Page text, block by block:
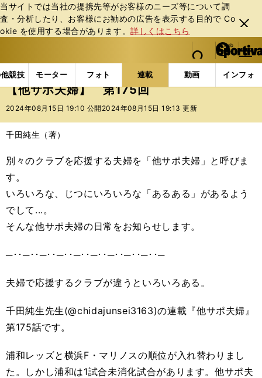
当サイトでは当社の提携先等がお客様のニーズ等について調
査・分析したり、お客様にお勧めの広告を表⽰する⽬的で Co
okie を使⽤する場合があります。詳しくはこちら
閉じ
る
web Sportiva (webスポルティーバ)
検索
マイペ
ー
ジ
メニュ
競技 モーター フォト 連載 動画 インフォ
b
ス
ポ
ル
ィ
バ
連載コラム スポマン！ 他サポ夫婦 【他サポ夫
【他サポ夫婦】 第175回
2024年08月15日 19:10 公開 2024年08月15日 19:13 更新
千田純生（著）
別々のクラブを応援する夫婦を「他サポ夫婦」と呼びま
す。
いろいろな、じつにいろいろな「あるある」があるよう
でして...。
そんな他サポ夫婦の日常をお知らせします。
─･･─･･─･･─･･─･･─･･─･･─･･─･･─
夫婦で応援するクラブが違うといろいろある。
千田純生先生(@chidajunsei3163)の連載『他サポ夫婦』
第175話です。
浦和レッズと横浜F・マリノスの順位が入れ替わりまし
た。しかし浦和は1試合未消化試合があります。他サポ夫